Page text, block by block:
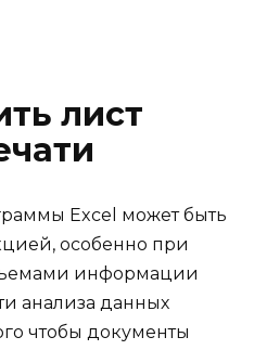
лист
Excel может быть
особенно при
информации
анализа данных
чтобы документы